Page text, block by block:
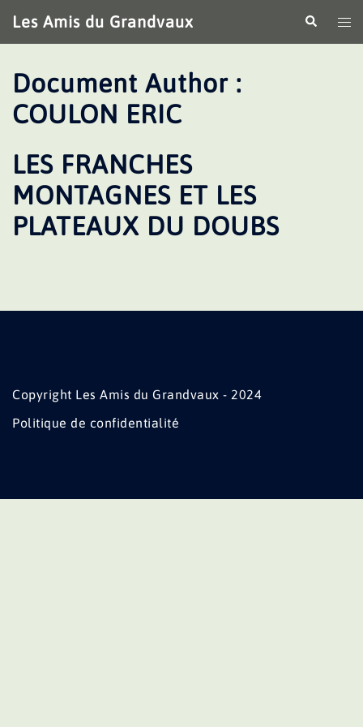
au
contenu
Les Amis du Grandvaux
le
Document Author :
COULON ERIC
LES FRANCHES
MONTAGNES ET LES
PLATEAUX DU DOUBS
Copyright Les Amis du Grandvaux - 2024
Politique de confidentialité